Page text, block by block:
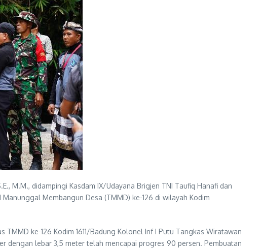
M.M., didampingi Kasdam IX/Udayana Brigjen TNI Taufiq Hanafi dan
Membangun Desa (TMMD) ke-126 di wilayah Kodim
ke-126 Kodim 1611/Badung Kolonel Inf I Putu Tangkas Wiratawan
dengan lebar 3,5 meter telah mencapai progres 90 persen. Pembuatan